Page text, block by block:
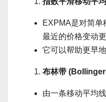
EXPMA是对简
最近的价格变动更
它可以帮助更早
布林带
由一条移动平均